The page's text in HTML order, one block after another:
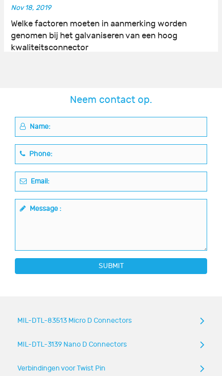
Nov 18, 2019
Welke factoren moeten in aanmerking worden
genomen bij het galvaniseren van een hoog
kwaliteitsconnector
Neem contact op.
Name:
Phone:
Email:
Message :
SUBMIT
MIL-DTL-83513 Micro D Connectors
MIL-DTL-3139 Nano D Connectors
Verbindingen voor Twist Pin